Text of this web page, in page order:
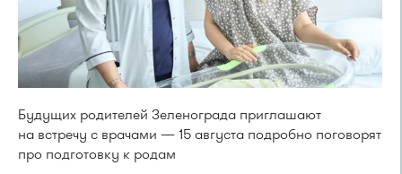
Будущих родителей Зеленограда приглашают
на встречу с врачами — 15 августа подробно поговорят
про подготовку к родам